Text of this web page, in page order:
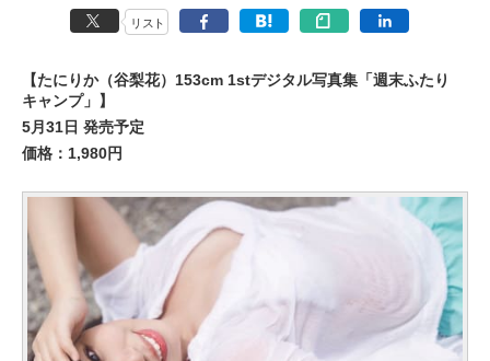
リスト
【たにりか（谷梨花）153cm 1stデジタル写真集「週末ふたり
キャンプ」】
5月31日 発売予定
価格：1,980円